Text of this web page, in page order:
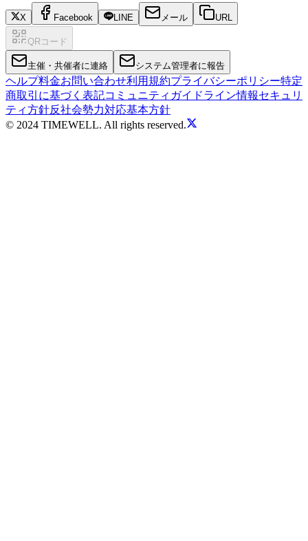
X Facebook LINE メール URL
QRコード
主催・共催者に連絡 システム管理者に報告
ヘルプ料金お問い合わせ利用規約プライバシーポリシー特定
商取引に基づく表記コミュニティガイドライン情報セキュリ
ティ方針反社会勢力対応基本方針
© 2024 TIMEWELL. All rights reserved.